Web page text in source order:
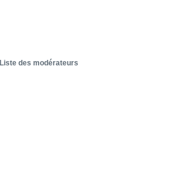
Liste des modérateurs